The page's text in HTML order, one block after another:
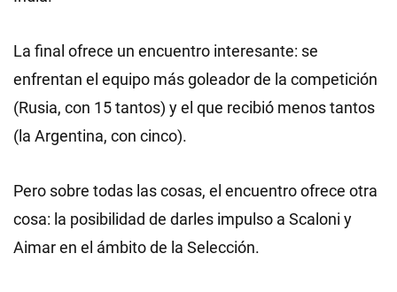
La final ofrece un encuentro interesante: se
enfrentan el equipo más goleador de la competición
(Rusia, con 15 tantos) y el que recibió menos tantos
(la Argentina, con cinco).
Pero sobre todas las cosas, el encuentro ofrece otra
cosa: la posibilidad de darles impulso a Scaloni y
Aimar en el ámbito de la Selección.